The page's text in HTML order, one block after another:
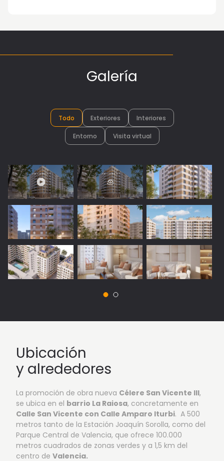
Galería
Todo Exteriores Interiores
Entorno Visita virtual
Ubicación
y alrededores
La promoción de obra nueva Célere San Vicente III,
se ubica en el barrio La Raiosa, concretamente en
Calle San Vicente con Calle Amparo Iturbi. A 500
metros tanto de la Estación Joaquín Sorolla, como del
Parque Central de Valencia, que ofrece 100.000
metros cuadrados de zonas verdes y a 1,5 km del
centro de Valencia.